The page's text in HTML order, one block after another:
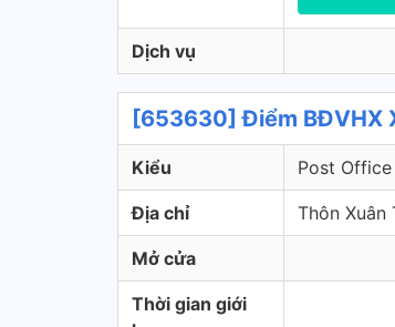
Dịch vụ
[653630] Điểm BĐVHX
Kiểu Post Office
Địa chỉ Thôn Xuân
Mở cửa
Thời gian giới